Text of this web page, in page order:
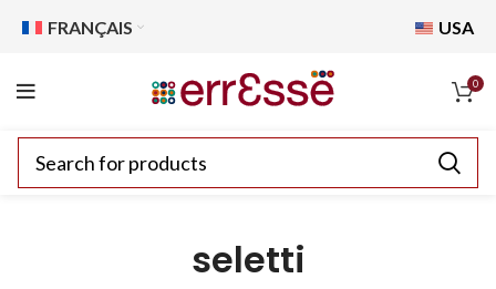
FRANÇAIS USA
0
seletti